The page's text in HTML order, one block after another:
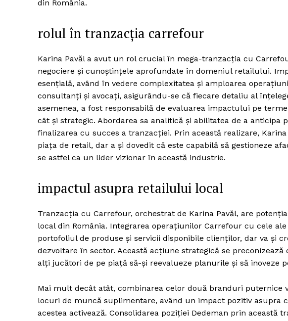
din România.
rolul în tranzacția carrefour
Karina Pavăl a avut un rol crucial în mega-tranzacția cu
negociere și cunoștințele aprofundate în domeniul retailului.
esențială, având în vedere complexitatea și amploarea
consultanți și avocați, asigurându-se că fiecare detaliu al
asemenea, a fost responsabilă de evaluarea impactului pe
cât și strategic. Abordarea sa analitică și abilitatea de a
finalizarea cu succes a tranzacției. Prin această realizare,
piața de retail, dar a și dovedit că este capabilă să gestioneze
se astfel ca un lider vizionar în această industrie.
impactul asupra retailului local
Tranzacția cu Carrefour, orchestrat de Karina Pavăl, are
local din România. Integrarea operațiunilor Carrefour cu cele
portofoliul de produse și servicii disponibile clienților, dar va și
dezvoltare în sector. Această acțiune strategică se
alți jucători de pe piață să-și reevalueze planurile și să inoveze
Mai mult decât atât, combinarea celor două branduri puternice
locuri de muncă suplimentare, având un impact pozitiv asupra
acestea activează. Consolidarea poziției Dedeman prin această